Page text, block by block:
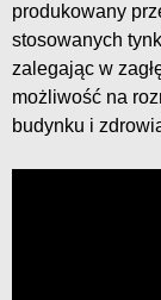
produkowany
stosowanych
zalegając w
możliwość na
budynku i